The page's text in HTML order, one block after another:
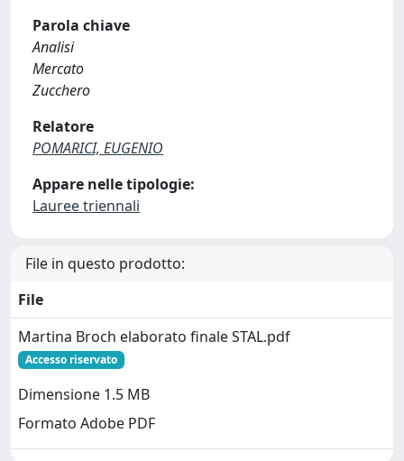
Parola chiave
Analisi
Mercato
Zucchero
Relatore
POMARICI, EUGENIO
Appare nelle tipologie:
Lauree triennali
File in questo prodotto:
File
Martina Broch elaborato finale STAL.pdf
Accesso riservato
Dimensione 1.5 MB
Formato Adobe PDF